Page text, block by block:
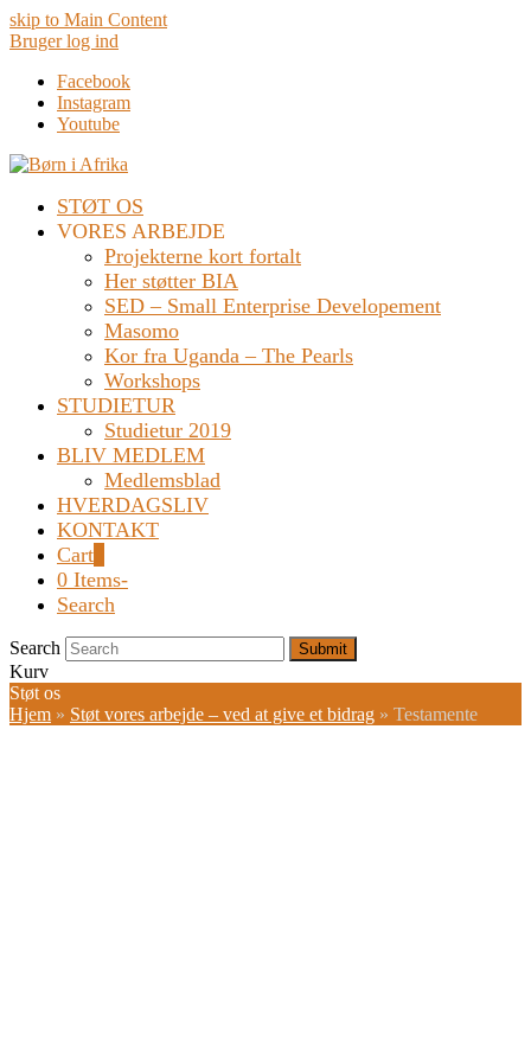
skip to Main Content
Bruger log ind
Facebook
Instagram
Youtube
STØT OS
VORES ARBEJDE
Projekterne kort fortalt
Her støtter BIA
SED – Small Enterprise Developement
Masomo
Kor fra Uganda – The Pearls
Workshops
STUDIETUR
Studietur 2019
BLIV MEDLEM
Medlemsblad
HVERDAGSLIV
KONTAKT
Cart
0 Items-
Search
Search Submit
Kurv
Støt os
Hjem » Støt vores arbejde – ved at give et bidrag » Testamente